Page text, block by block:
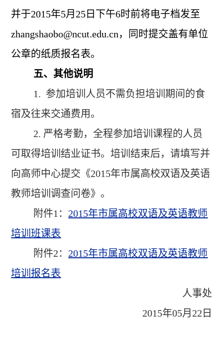
并于2015年5月25 日下午6时前将电子档发至
zhangshaobo@ncut.edu.cn，同时提交盖有单位
公章的纸质报名表。
五、其他说明
1. 参加培训人员不需负担培训期间的食
宿及往来交通费用。
2. 严格考勤，全程参加培训课程的人员
可取得培训结业证书。培训结束后，请填写并
向高师中心提交《2015年市属高校双语及英语
教师培训调查问卷》。
附件1： 2015年市属高校双语及英语教师
培训班课表
附件2： 2015年市属高校双语及英语教师
培训报名表
人事处
2015年05月22日